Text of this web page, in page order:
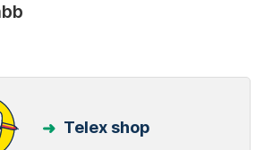
Telex shop